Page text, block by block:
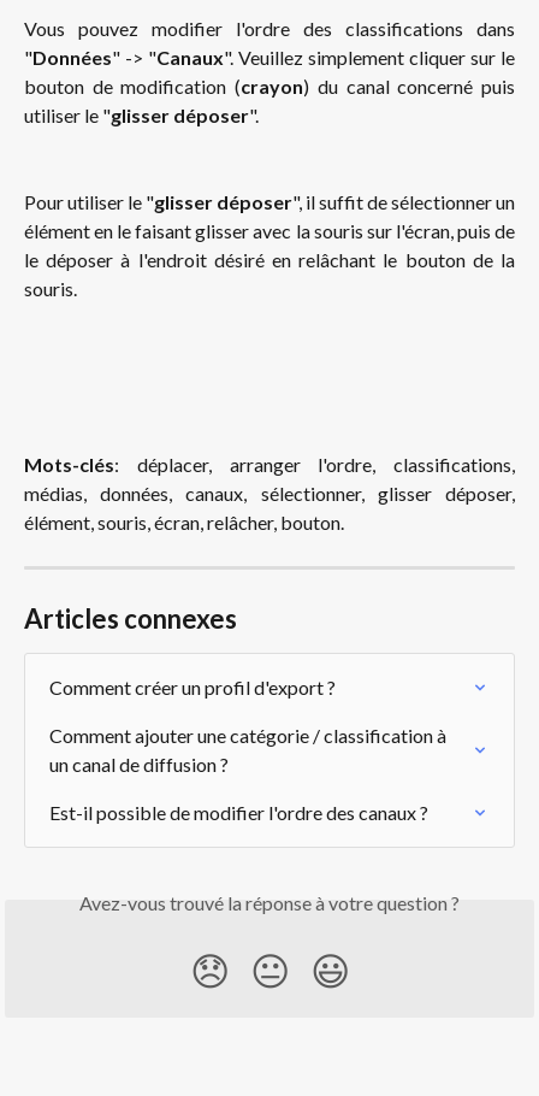
Vous pouvez modifier l'ordre des classifications dans
"Données" -> "Canaux". Veuillez simplement cliquer sur le
bouton de modification (crayon) du canal concerné puis
utiliser le "glisser déposer".
Pour utiliser le "glisser déposer", il suffit de sélectionner un
élément en le faisant glisser avec la souris sur l'écran, puis de
le déposer à l'endroit désiré en relâchant le bouton de la
souris.
Mots-clés: déplacer, arranger l'ordre, classifications,
médias, données, canaux, sélectionner, glisser déposer,
élément, souris, écran, relâcher, bouton.
Articles connexes
Comment créer un profil d'export ?
Comment ajouter une catégorie / classification à
un canal de diffusion ?
Est-il possible de modifier l'ordre des canaux ?
Avez-vous trouvé la réponse à votre question ?
😞 😐 😃